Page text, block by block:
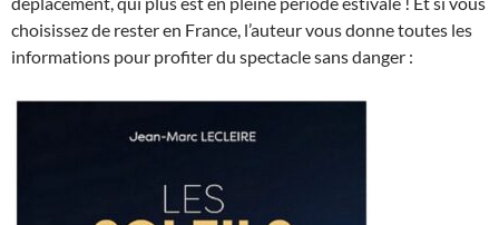
choisissez de rester en France, l’auteur vous donne toutes les
informations pour profiter du spectacle sans danger :